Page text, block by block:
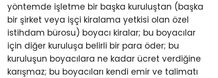
yöntemde işletme bir başka kuruluştan (başka
bir şirket veya işçi kiralama yetkisi olan özel
istihdam bürosu) boyacı kiralar; bu boyacılar
için diğer kuruluşa belirli bir para öder; bu
kuruluşun boyacılara ne kadar ücret verdiğine
karışmaz; bu boyacıları kendi emir ve talimatı